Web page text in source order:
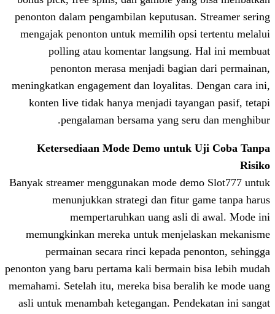
penonton dalam pengambilan
mengajak penonton untuk memilih
polling atau komentar
penonton merasa menjadi
meningkatkan engagement dan
konten live tidak hanya menjadi
pengalaman bersama yang
Ketersediaan Mode Demo untuk
Banyak streamer menggunakan mode
menunjukkan strategi dan fitur
mempertaruhkan uang asli
memungkinkan mereka untuk
permainan secara rinci kepada
penonton yang baru pertama kali bermain
memahami. Setelah itu, mereka bisa
asli untuk menambah ketegangan.